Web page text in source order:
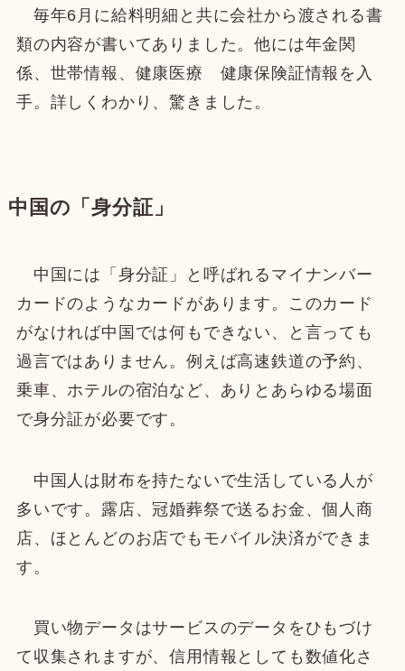
毎年6月に給料明細と共に会社から渡される書
類の内容が書いてありました。他には年金関
係、世帯情報、健康医療 健康保険証情報を入
手。詳しくわかり、驚きました。
中国の「身分証」
中国には「身分証」と呼ばれるマイナンバー
カードのようなカードがあります。このカード
がなければ中国では何もできない、と言っても
過言ではありません。例えば高速鉄道の予約、
乗車、ホテルの宿泊など、ありとあらゆる場面
で身分証が必要です。
中国人は財布を持たないで生活している人が
多いです。露店、冠婚葬祭で送るお金、個人商
店、ほとんどのお店でもモバイル決済ができま
す。
買い物データはサービスのデータをひもづけ
て収集されますが、信用情報としても数値化さ